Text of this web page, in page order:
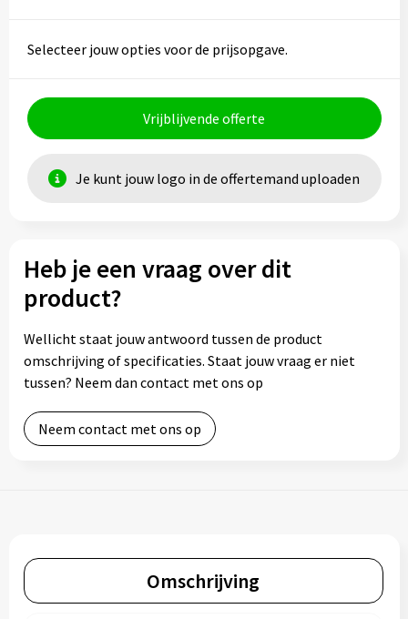
Selecteer jouw opties voor de prijsopgave.
Vrijblijvende offerte
Je kunt jouw logo in de offertemand uploaden
Heb je een vraag over dit
product?
Wellicht staat jouw antwoord tussen de product
omschrijving of specificaties. Staat jouw vraag er niet
tussen? Neem dan contact met ons op
Neem contact met ons op
Omschrijving